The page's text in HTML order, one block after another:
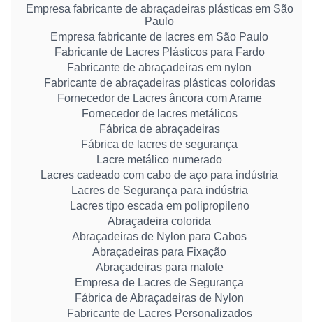
Empresa fabricante de abraçadeiras plásticas em São
Paulo
Empresa fabricante de lacres em São Paulo
Fabricante de Lacres Plásticos para Fardo
Fabricante de abraçadeiras em nylon
Fabricante de abraçadeiras plásticas coloridas
Fornecedor de Lacres âncora com Arame
Fornecedor de lacres metálicos
Fábrica de abraçadeiras
Fábrica de lacres de segurança
Lacre metálico numerado
Lacres cadeado com cabo de aço para indústria
Lacres de Segurança para indústria
Lacres tipo escada em polipropileno
Abraçadeira colorida
Abraçadeiras de Nylon para Cabos
Abraçadeiras para Fixação
Abraçadeiras para malote
Empresa de Lacres de Segurança
Fábrica de Abraçadeiras de Nylon
Fabricante de Lacres Personalizados